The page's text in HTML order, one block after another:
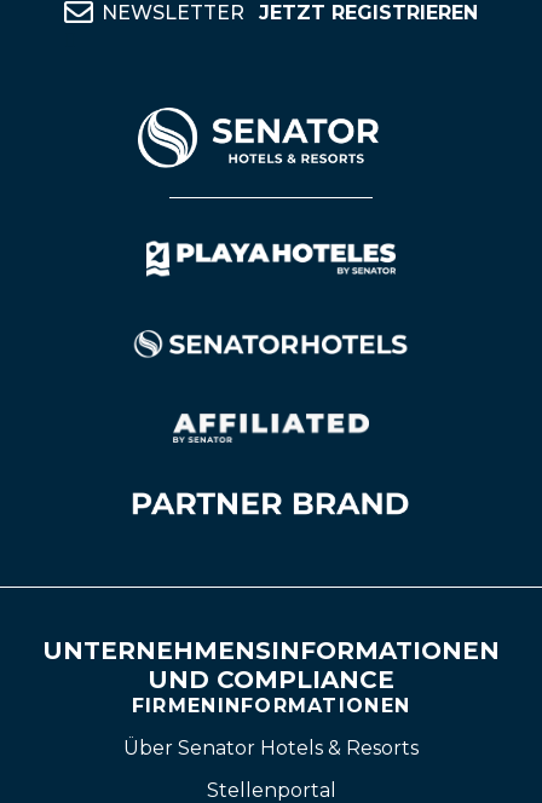
NEWSLETTER JETZT REGISTRIEREN
UNTERNEHMENSINFORMATIONEN
UND COMPLIANCE
FIRMENINFORMATIONEN
Über Senator Hotels & Resorts
Stellenportal